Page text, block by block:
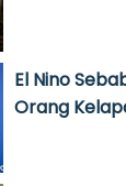
El Nino
Orang